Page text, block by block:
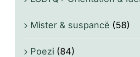
Mister & suspancë (58)
Poezi (84)